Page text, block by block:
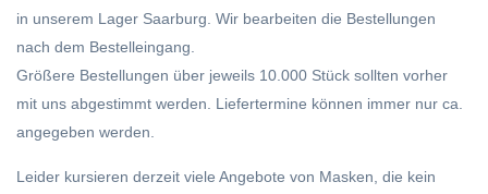
in unserem Lager Saarburg. Wir bearbeiten die Bestellungen
nach dem Bestelleingang.
Größere Bestellungen über jeweils 10.000 Stück sollten vorher
mit uns abgestimmt werden. Liefertermine können immer nur ca.
angegeben werden.
Leider kursieren derzeit viele Angebote von Masken, die kein